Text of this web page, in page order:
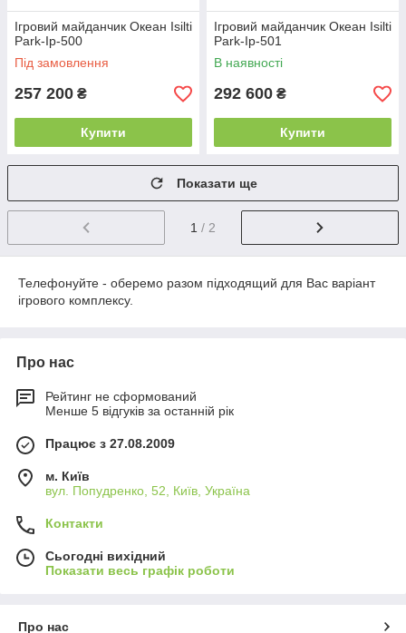
Ігровий майданчик Океан Isilti
Park-Iр-500
Під замовлення
257 200 ₴
Купити
Ігровий майданчик Океан Isilti
Park-Iр-501
В наявності
292 600 ₴
Купити
Показати ще
1 / 2
Телефонуйте - оберемо разом підходящий для Вас варіант
ігрового комплексу.
Про нас
Рейтинг не сформований
Менше 5 відгуків за останній рік
Працює з 27.08.2009
м. Київ
вул. Попудренко, 52, Київ, Україна
Контакти
Сьогодні вихідний
Показати весь графік роботи
Про нас